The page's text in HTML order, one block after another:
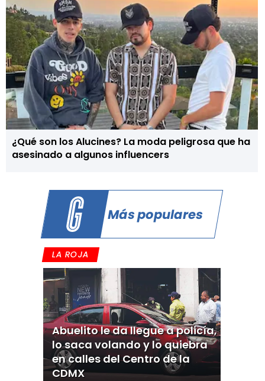
¿Qué son los Alucines? La moda peligrosa que ha
asesinado a algunos influencers
Más populares
LA ROJA
Abuelito le da llegue a policía,
lo saca volando y lo quiebra
en calles del Centro de la
CDMX